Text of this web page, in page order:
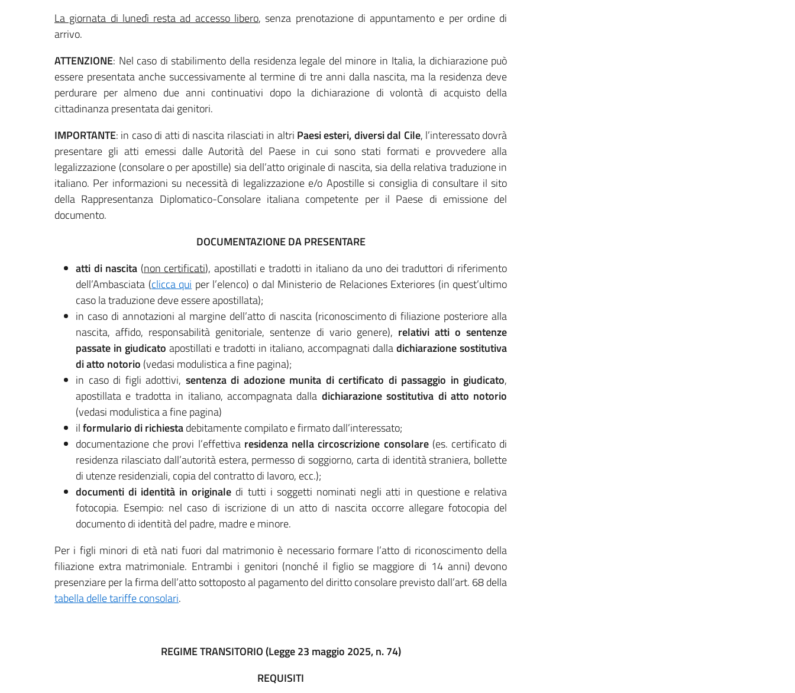
La giornata di lunedì resta ad accesso libero, senza prenotazione di appuntamento e per ordine di
arrivo.
ATTENZIONE: Nel caso di stabilimento della residenza legale del minore in Italia, la dichiarazione può
essere presentata anche successivamente al termine di tre anni dalla nascita, ma la residenza deve
perdurare per almeno due anni continuativi dopo la dichiarazione di volontà di acquisto della
cittadinanza presentata dai genitori.
IMPORTANTE: in caso di atti di nascita rilasciati in altri Paesi esteri, diversi dal Cile, l’interessato dovrà
presentare gli atti emessi dalle Autorità del Paese in cui sono stati formati e provvedere alla
legalizzazione (consolare o per apostille) sia dell’atto originale di nascita, sia della relativa traduzione in
italiano. Per informazioni su necessità di legalizzazione e/o Apostille si consiglia di consultare il sito
della Rappresentanza Diplomatico-Consolare italiana competente per il Paese di emissione del
documento.
DOCUMENTAZIONE DA PRESENTARE
atti di nascita (non certificati), apostillati e tradotti in italiano da uno dei traduttori di riferimento
dell’Ambasciata (clicca qui per l’elenco) o dal Ministerio de Relaciones Exteriores (in quest’ultimo
caso la traduzione deve essere apostillata);
in caso di annotazioni al margine dell’atto di nascita (riconoscimento di filiazione posteriore alla
nascita, affido, responsabilità genitoriale, sentenze di vario genere), relativi atti o sentenze
passate in giudicato apostillati e tradotti in italiano, accompagnati dalladichiarazione sostitutiva
di atto notorio (vedasi modulistica a fine pagina);
in caso di figli adottivi, sentenza di adozione munita di certificato di passaggio in giudicato,
apostillata e tradotta in italiano, accompagnata dalla dichiarazione sostitutiva di atto notorio
(vedasi modulistica a fine pagina)
ilformulario di richiestadebitamente compilato e firmato dall’interessato;
documentazione che provi l’effettiva residenza nella circoscrizione consolare(es. certificato di
residenza rilasciato dall’autorità estera, permesso di soggiorno, carta di identità straniera, bollette
di utenze residenziali, copia del contratto di lavoro, ecc.);
documenti di identità in originale di tutti i soggetti nominati negli atti in questione e relativa
fotocopia. Esempio: nel caso di iscrizione di un atto di nascita occorre allegare fotocopia del
documento di identità del padre, madre e minore.
Per i figli minori di età nati fuori dal matrimonio è necessario formare l’atto di riconoscimento della
filiazione extra matrimoniale. Entrambi i genitori (nonché il figlio se maggiore di 14 anni) devono
presenziare per la firma dell’atto sottoposto al pagamento del diritto consolare previsto dall’art. 68 della
tabella delle tariffe consolari.
REGIME TRANSITORIO (Legge 23 maggio 2025, n. 74)
REQUISITI